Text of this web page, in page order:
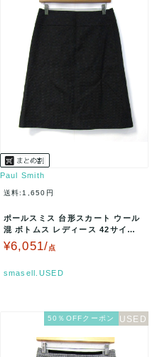
Paul Smith
送料:1,650円
ポールスミス 台形スカート ウール
混 ボトムス レディース 42サイズ
ブラック×ホワイト Paul…
¥6,051/点
smasell.USED
50％OFFクーポン